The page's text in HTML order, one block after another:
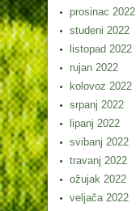
prosinac 2022
studeni 2022
listopad 2022
rujan 2022
kolovoz 2022
srpanj 2022
lipanj 2022
svibanj 2022
travanj 2022
ožujak 2022
veljača 2022